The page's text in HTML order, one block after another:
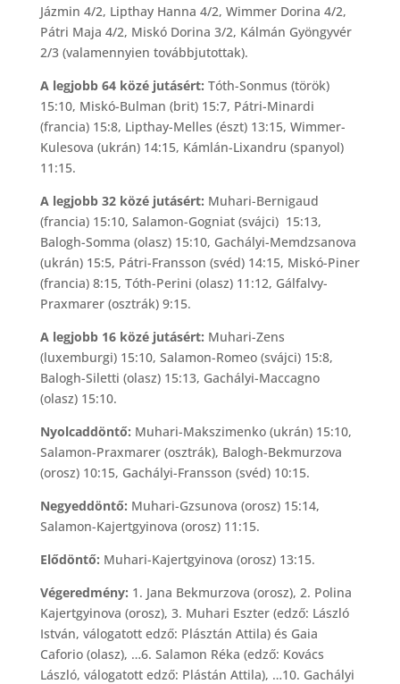
Jázmin 4/2, Lipthay Hanna 4/2, Wimmer Dorina 4/2,
Pátri Maja 4/2, Miskó Dorina 3/2, Kálmán Gyöngyvér
2/3 (valamennyien továbbjutottak).
A legjobb 64 közé jutásért: Tóth-Sonmus (török)
15:10, Miskó-Bulman (brit) 15:7, Pátri-Minardi
(francia) 15:8, Lipthay-Melles (észt) 13:15, Wimmer-
Kulesova (ukrán) 14:15, Kámlán-Lixandru (spanyol)
11:15.
A legjobb 32 közé jutásért: Muhari-Bernigaud
(francia) 15:10, Salamon-Gogniat (svájci) 15:13,
Balogh-Somma (olasz) 15:10, Gachályi-Memdzsanova
(ukrán) 15:5, Pátri-Fransson (svéd) 14:15, Miskó-Piner
(francia) 8:15, Tóth-Perini (olasz) 11:12, Gálfalvy-
Praxmarer (osztrák) 9:15.
A legjobb 16 közé jutásért: Muhari-Zens
(luxemburgi) 15:10, Salamon-Romeo (svájci) 15:8,
Balogh-Siletti (olasz) 15:13, Gachályi-Maccagno
(olasz) 15:10.
Nyolcaddöntő: Muhari-Makszimenko (ukrán) 15:10,
Salamon-Praxmarer (osztrák), Balogh-Bekmurzova
(orosz) 10:15, Gachályi-Fransson (svéd) 10:15.
Negyeddöntő: Muhari-Gzsunova (orosz) 15:14,
Salamon-Kajertgyinova (orosz) 11:15.
Elődöntő: Muhari-Kajertgyinova (orosz) 13:15.
Végeredmény: 1. Jana Bekmurzova (orosz), 2. Polina
Kajertgyinova (orosz), 3. Muhari Eszter (edző: László
István, válogatott edző: Plásztán Attila) és Gaia
Caforio (olasz), …6. Salamon Réka (edző: Kovács
László, válogatott edző: Plástán Attila), …10. Gachályi